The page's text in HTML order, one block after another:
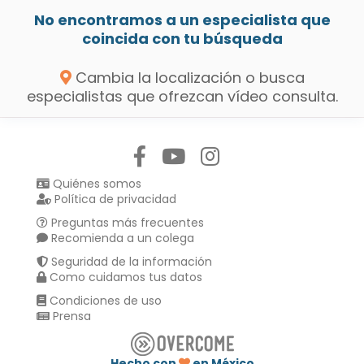
No encontramos a un especialista que
coincida con tu búsqueda
Cambia la localización o busca
especialistas que ofrezcan vídeo consulta.
Quiénes somos
Política de privacidad
Preguntas más frecuentes
Recomienda a un colega
Seguridad de la información
Como cuidamos tus datos
Condiciones de uso
Prensa